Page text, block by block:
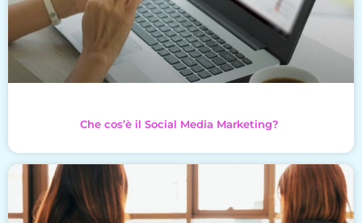
Che cos’è il Social Media Marketing?